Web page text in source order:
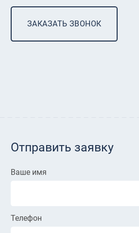
ЗАКАЗАТЬ ЗВОНОК
Отправить заявку
Ваше имя
Телефон